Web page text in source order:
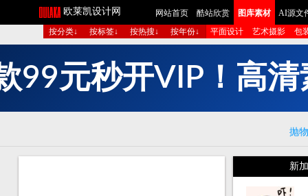
欧莱凯设计网 网站首页 酷站欣赏 图库素材
AI源文
按分类↓
按标签↓ 按热搜↓ 按年份↓ 平面设计 艺术摄影 包
秒开V P ！ 高清
多
抛
新